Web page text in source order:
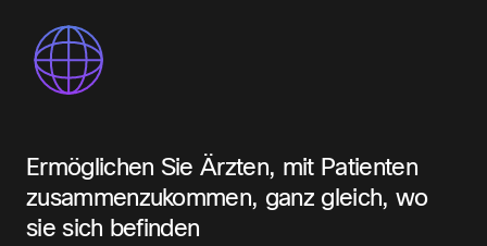
Ermöglichen Sie Ärzten, mit Patienten
zusammenzukommen, ganz gleich, wo
sie sich befinden